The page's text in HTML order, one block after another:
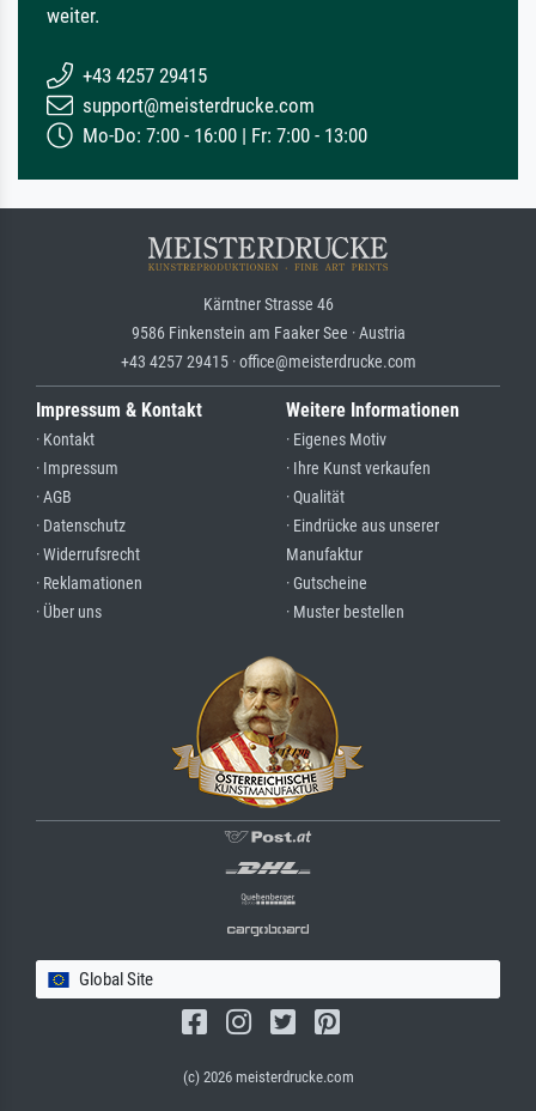
weiter.
+43 4257 29415
support@meisterdrucke.com
Mo-Do: 7:00 - 16:00 | Fr: 7:00 - 13:00
Kärntner Strasse 46
9586 Finkenstein am Faaker See · Austria
+43 4257 29415 · office@meisterdrucke.com
Impressum & Kontakt
· Kontakt
· Impressum
· AGB
· Datenschutz
· Widerrufsrecht
· Reklamationen
· Über uns
Weitere Informationen
· Eigenes Motiv
· Ihre Kunst verkaufen
· Qualität
· Eindrücke aus unserer
Manufaktur
· Gutscheine
· Muster bestellen
Global Site
(c) 2026 meisterdrucke.com